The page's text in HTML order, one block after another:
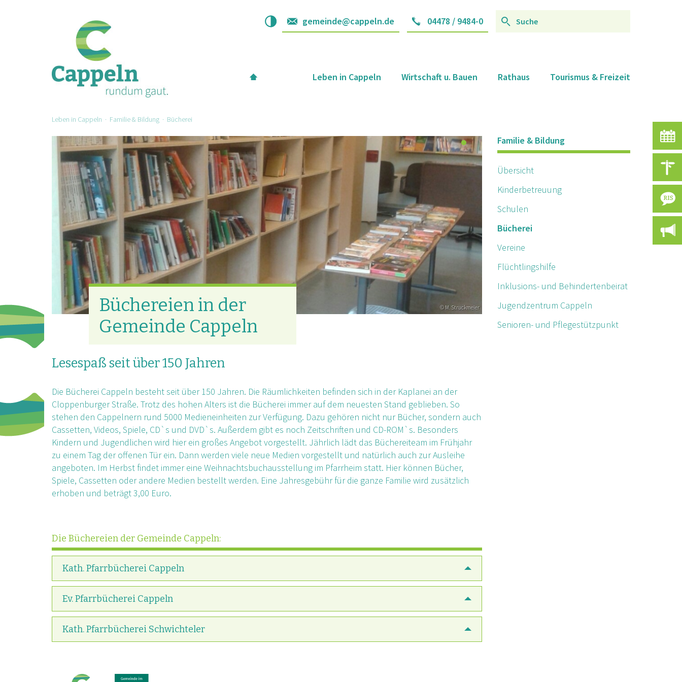
gemeinde@cappeln.de 04478 / 9484-0
Leben in Cappeln Wirtschaft u. Bauen Rathaus Tourismus & Freizeit
Leben in Cappeln · Familie & Bildung · Bücherei
© M. Struckmeier
Büchereien in der
Gemeinde Cappeln
Lesespaß seit über 150 Jahren
Die Bücherei Cappeln besteht seit über 150 Jahren. Die Räumlichkeiten befinden sich in der Kaplanei an der
Cloppenburger Straße. Trotz des hohen Alters ist die Bücherei immer auf dem neuesten Stand geblieben. So
stehen den Cappelnern rund 5000 Medieneinheiten zur Verfügung. Dazu gehören nicht nur Bücher, sondern auch
Cassetten, Videos, Spiele, CD`s und DVD`s. Außerdem gibt es noch Zeitschriften und CD-ROM`s. Besonders
Kindern und Jugendlichen wird hier ein großes Angebot vorgestellt. Jährlich lädt das Büchereiteam im Frühjahr
zu einem Tag der offenen Tür ein. Dann werden viele neue Medien vorgestellt und natürlich auch zur Ausleihe
angeboten. Im Herbst findet immer eine Weihnachtsbuchausstellung im Pfarrheim statt. Hier können Bücher,
Spiele, Cassetten oder andere Medien bestellt werden. Eine Jahresgebühr für die ganze Familie wird zusätzlich
erhoben und beträgt 3,00 Euro.
Die Büchereien der Gemeinde Cappeln:
Kath. Pfarrbücherei Cappeln
Ev. Pfarrbücherei Cappeln
Kath. Pfarrbücherei Schwichteler
Familie & Bildung
Übersicht
Kinderbetreuung
Schulen
Bücherei
Vereine
Flüchtlingshilfe
Inklusions- und Behindertenbeirat
Jugendzentrum Cappeln
Senioren- und Pflegestützpunkt